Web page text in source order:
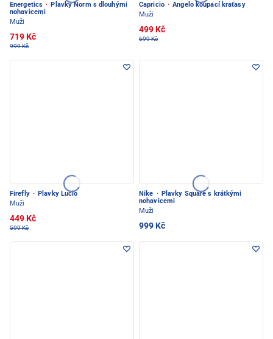
Energetics · Plavky Norm s dlouhými
nohavicemi
Muži
719 Kč
999 Kč
Capricio · Angelo koupací kraťasy
Muži
499 Kč
699 Kč
Firefly · Plavky Lucio
Muži
449 Kč
599 Kč
Nike · Plavky Square s krátkými
nohavicemi
Muži
999 Kč